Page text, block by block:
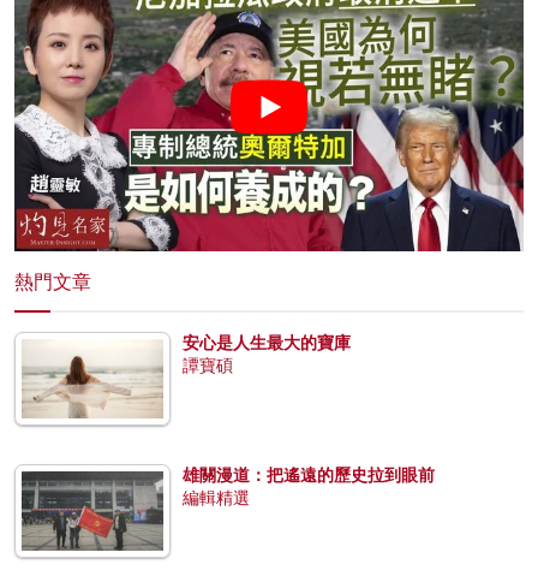
熱門文章
安心是人生最大的寶庫
譚寶碩
雄關漫道：把遙遠的歷史拉到眼前
編輯精選